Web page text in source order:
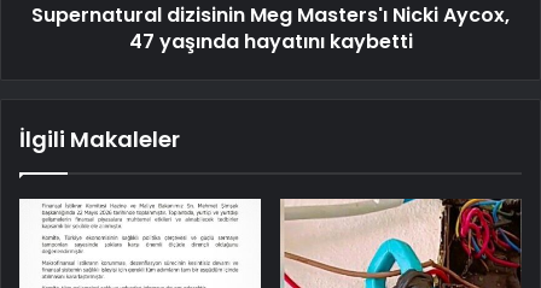
Supernatural dizisinin Meg Masters'ı Nicki Aycox,
47 yaşında hayatını kaybetti
İlgili Makaleler